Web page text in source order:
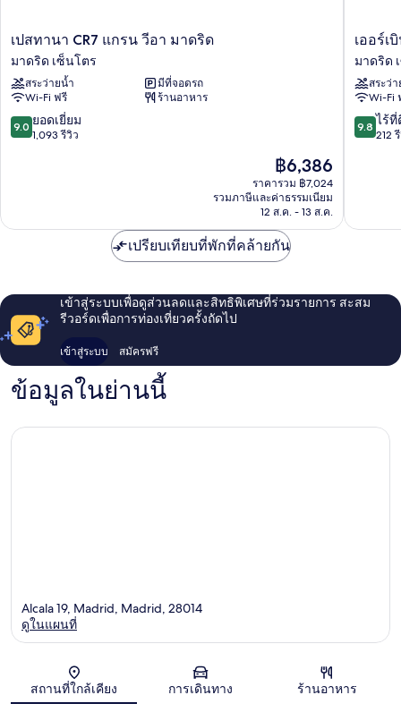
เปส
ทานา
CR7
แกรน
วีอา
มาดริด
มาดริด
เปสทานา CR7 แกรน วีอา มาดริด
มาดริด เซ็นโตร
สระว่ายน้ำ
มีที่จอดรถ
Wi-Fi ฟรี
ร้านอาหาร
9.0
จาก
9.0 ยอดเยี่ยม
1,093 รีวิว
ราคา
ปัจจุบัน
คือ
฿6,386
฿6,386
ราคารวม ฿7,024
รวมภาษีและค่าธรรมเนียม
12 ส.ค. - 13 ส.ค.
เอ
อร์เบิน
ไฮฟ์
มาดริด
มาดริด
เซ็น
โตร
เออร์เ
มาดริด
สระว่
Wi-Fi
9.8
จาก
รีวิว
9.8 ไร้ที่
212
เปรียบเทียบที่พักที่คล้ายกัน
เข้าสู่ระบบเพื่อดูส่วนลดและสิทธิพิเศษที่ร่วมรายการ สะสม
รีวอร์ดเพื่อการท่องเที่ยวครั้งถัดไป
เข้าสู่ระบบ สมัครฟรี
ข้อมูลในย่านนี้
แผนที่
Alcala 19, Madrid, Madrid, 28014
ดูในแผนที่
สถานที่ใกล้เคียง การเดินทาง ร้านอาหาร